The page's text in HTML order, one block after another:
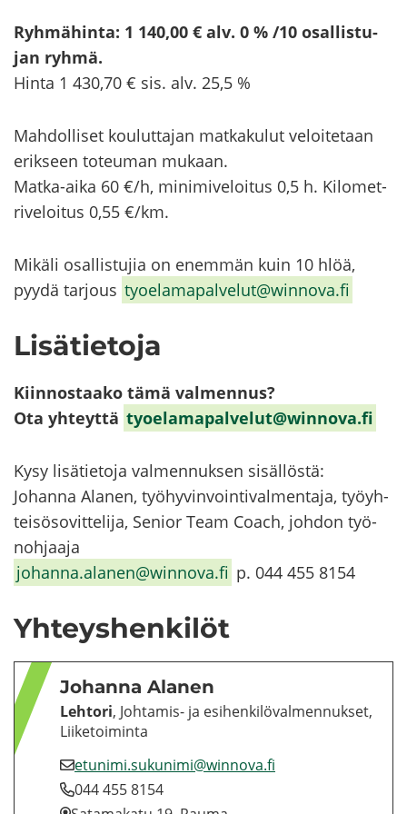
Ryh­mä­hin­ta: 1 140,00 € alv. 0 % /10 osal­lis­tu­
jan ryhmä.
Hinta 1 430,70 € sis. alv. 25,5 %
Mah­dol­li­set kou­lut­ta­jan mat­ka­ku­lut ve­loi­te­taan
erik­seen to­teu­man mu­kaan.
Matka-​aika 60 €/h, mi­ni­mi­ve­loi­tus 0,5 h. Ki­lo­met­
ri­ve­loi­tus 0,55 €/km.
Mi­kä­li osal­lis­tu­jia on enem­män kuin 10 hlöä,
pyydä tar­jous ty­oe­la­ma­pal­ve­lut@winnova.fi
Li­sä­tie­to­ja
Kiin­nos­taa­ko tämä val­men­nus?
Ota yh­teyt­tä ty­oe­la­ma­pal­ve­lut@winnova.fi
Kysy li­sä­tie­to­ja val­men­nuk­sen si­säl­lös­tä:
Jo­han­na Ala­nen, työ­hy­vin­voin­ti­val­men­ta­ja, työyh­
tei­sö­so­vit­te­li­ja, Se­nior Team Coach, joh­don työ­
noh­jaa­ja
jo­han­na.ala­nen@winnova.fi p. 044 455 8154
Yh­teys­hen­ki­löt
Jo­han­na Ala­nen
Leh­to­ri, Johtamis-​ ja esi­hen­ki­lö­val­men­nuk­set,
Lii­ke­toi­min­ta
etu­ni­mi.su­ku­ni­mi@winnova.fi
044 455 8154